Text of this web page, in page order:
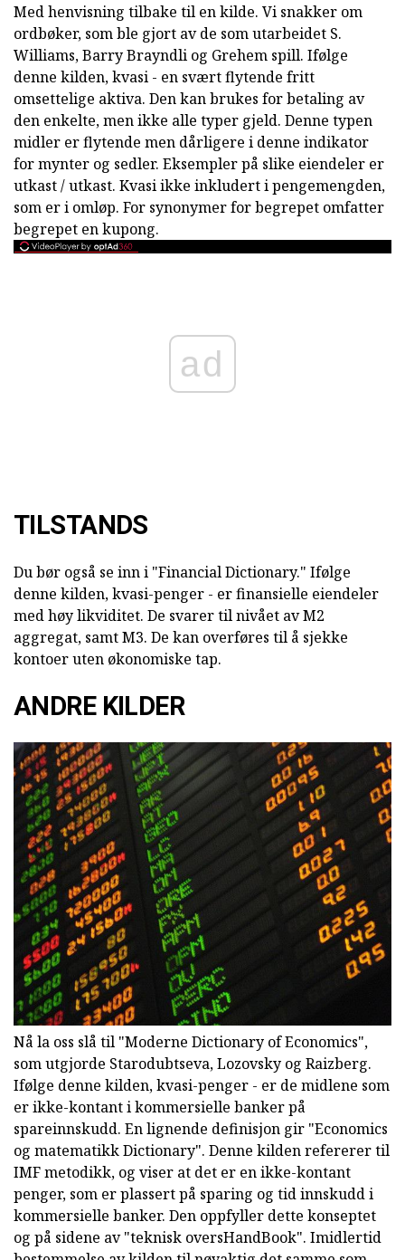
Med henvisning tilbake til en kilde. Vi snakker om
ordbøker, som ble gjort av de som utarbeidet S.
Williams, Barry Brayndli og Grehem spill. Ifølge
denne kilden, kvasi - en svært flytende fritt
omsettelige aktiva. Den kan brukes for betaling av
den enkelte, men ikke alle typer gjeld. Denne typen
midler er flytende men dårligere i denne indikator
for mynter og sedler. Eksempler på slike eiendeler er
utkast / utkast. Kvasi ikke inkludert i pengemengden,
som er i omløp. For synonymer for begrepet omfatter
begrepet en kupong.
ad
TILSTANDS
Du bør også se inn i "Financial Dictionary." Ifølge
denne kilden, kvasi-penger - er finansielle eiendeler
med høy likviditet. De svarer til nivået av M2
aggregat, samt M3. De kan overføres til å sjekke
kontoer uten økonomiske tap.
ANDRE KILDER
Nå la oss slå til "Moderne Dictionary of Economics",
som utgjorde Starodubtseva, Lozovsky og Raizberg.
Ifølge denne kilden, kvasi-penger - er de midlene som
er ikke-kontant i kommersielle banker på
spareinnskudd. En lignende definisjon gir "Economics
og matematikk Dictionary". Denne kilden refererer til
IMF metodikk, og viser at det er en ikke-kontant
penger, som er plassert på sparing og tid innskudd i
kommersielle banker. Den oppfyller dette konseptet
og på sidene av "teknisk oversHandBook". Imidlertid